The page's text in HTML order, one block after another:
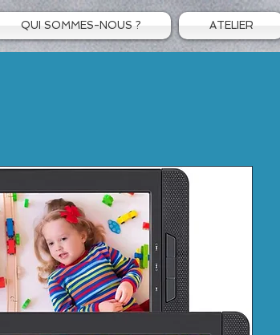
QUI SOMMES-NOUS ? ATELIER